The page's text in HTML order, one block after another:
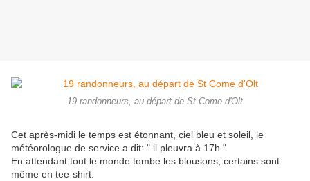
19 randonneurs, au départ de St Come d'Olt
Cet après-midi le temps est étonnant, ciel bleu et soleil, le
météorologue de service a dit: " il pleuvra à 17h "
En attendant tout le monde tombe les blousons, certains sont
même en tee-shirt.